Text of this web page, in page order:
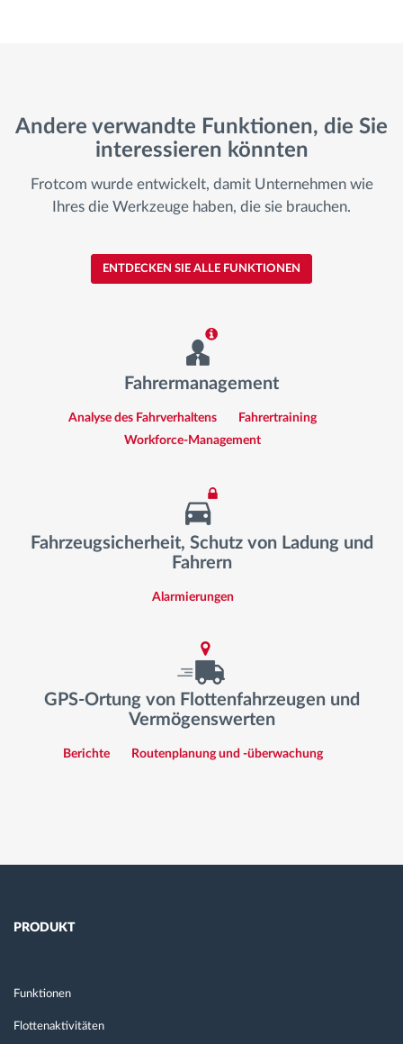
Andere verwandte Funktionen, die Sie
interessieren könnten
Frotcom wurde entwickelt, damit Unternehmen wie
Ihres die Werkzeuge haben, die sie brauchen.
ENTDECKEN SIE ALLE FUNKTIONEN
Fahrermanagement
Analyse des Fahrverhaltens
Fahrertraining
Workforce-Management
Fahrzeugsicherheit, Schutz von Ladung und
Fahrern
Alarmierungen
GPS-Ortung von Flottenfahrzeugen und
Vermögenswerten
Berichte Routenplanung und -überwachung
PRODUKT
Funktionen
Flottenaktivitäten